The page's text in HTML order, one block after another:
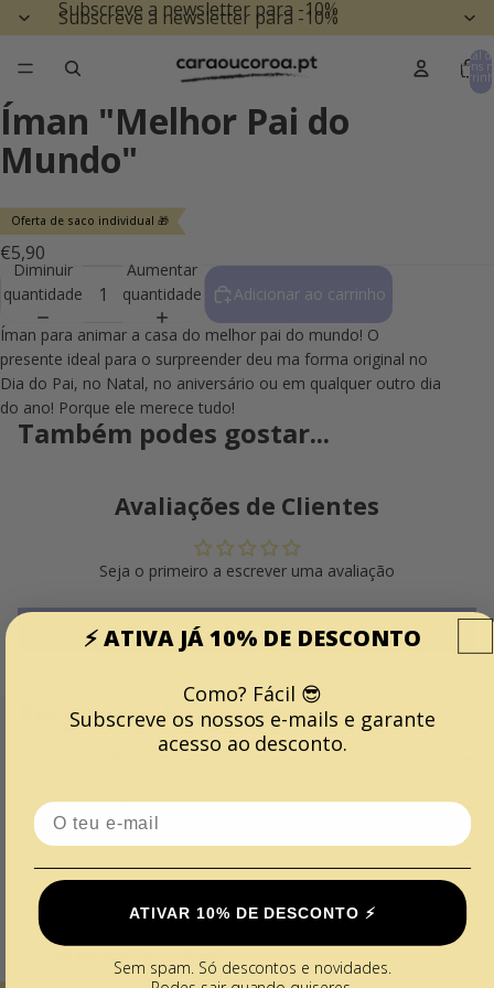
Subscreve a newsletter para -10%
Subscreve a newsletter para -10%
Total
itens
Íman "Melhor Pai do
Mundo"
Oferta de saco individual 🎁
€5,90
Diminuir
quantidade
Aumentar
quantidade
Adicionar ao carrinho
Íman para animar a casa do melhor pai do mundo! O
presente ideal para o surpreender deu ma forma original no
Dia do Pai, no Natal, no aniversário ou em qualquer outro dia
do ano! Porque ele merece tudo!
Também podes gostar...
Avaliações de Clientes
Seja o primeiro a escrever uma avaliação
Escrever uma avaliação
Perguntas Frequentes
Quais os métodos de pagamento disponíveis?
Qual é o preço do envio?
Quando vou receber a minha encomenda?
⚡️ ATIVA JÁ 10% DE DESCONTO
Como? Fácil 😎
Subscreve os nossos e-mails e garante
acesso ao desconto.
Email
ATIVAR 10% DE DESCONTO ⚡️
Sem spam. Só descontos e novidades.